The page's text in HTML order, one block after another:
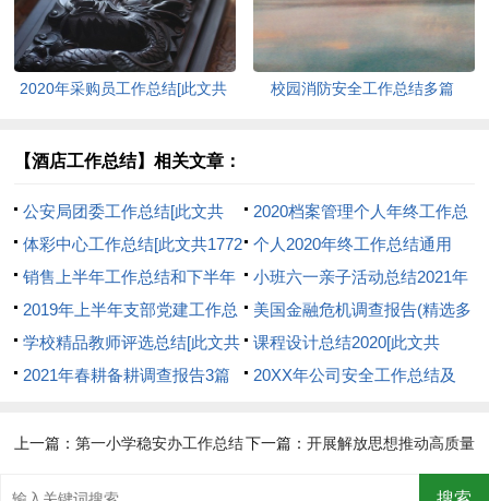
的通报[此文共2657字]
2020年采购员工作总结[此文共
校园消防安全工作总结多篇
【酒店工作总结】相关文章：
公安局团委工作总结[此文共
1458字]
2020档案管理个人年终工作总
结[此文共7260字]
体彩中心工作总结[此文共1772
字]
个人2020年终工作总结通用
【多篇】[此文共4608字]
销售上半年工作总结和下半年
工作计划[此文共12103字]
小班六一亲子活动总结2021年
[此文共2947字]
2019年上半年支部党建工作总
结[此文共785字]
美国金融危机调查报告(精选多
篇)[此文共8895字]
学校精品教师评选总结[此文共
2884字]
课程设计总结2020[此文共
4155字]
2021年春耕备耕调查报告3篇
20XX年公司安全工作总结及
字]
上一篇：第一小学稳安办工作总结下一篇： 开展解放思想推动高质量
发展大讨论总结[此文共2932字]